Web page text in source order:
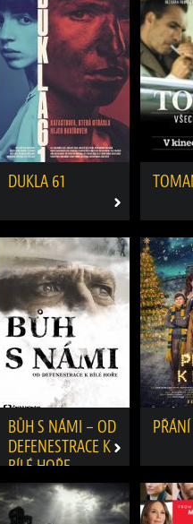
DUKLA 61
BŮH S NÁMI – OD
DEFENESTRACE K
BÍLÉ HOŘE